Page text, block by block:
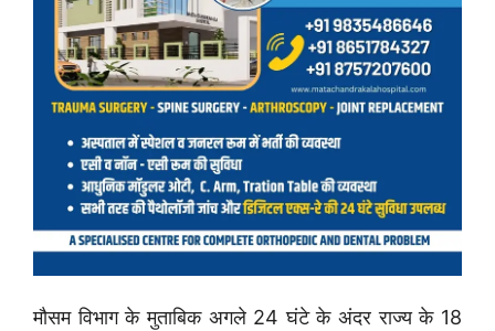
मौसम विभाग के मुताबिक अगले 24 घंटे के अंदर राज्य के 18